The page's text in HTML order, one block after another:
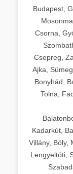
Budapest,
Csorna,
Csepreg,
Ajka,
Bonyhád,
Tolna,
Kadarkút,
Villány, Bóly,
Lengyeltóti,